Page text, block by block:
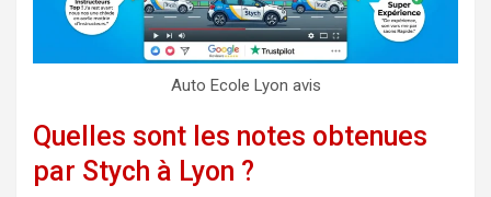
Auto Ecole Lyon avis
Quelles sont les notes obtenues
par Stych à Lyon ?